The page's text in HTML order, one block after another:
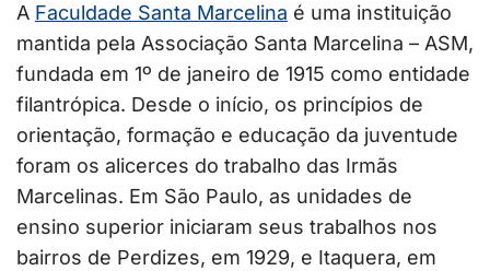
A Faculdade Santa Marcelina é uma instituição
mantida pela Associação Santa Marcelina – ASM,
fundada em 1º de janeiro de 1915 como entidade
filantrópica. Desde o início, os princípios de
orientação, formação e educação da juventude
foram os alicerces do trabalho das Irmãs
Marcelinas. Em São Paulo, as unidades de
ensino superior iniciaram seus trabalhos nos
bairros de Perdizes, em 1929, e Itaquera, em